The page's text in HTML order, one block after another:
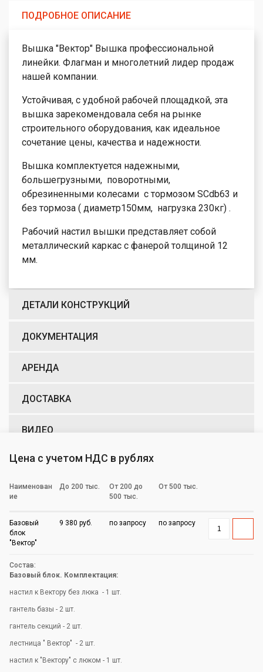
ПОДРОБНОЕ ОПИСАНИЕ
Вышка "Вектор" Вышка профессиональной
линейки. Флагман и многолетний лидер продаж
нашей компании.
Устойчивая, с удобной рабочей площадкой, эта
вышка зарекомендовала себя на рынке
строительного оборудования, как идеальное
сочетание цены, качества и надежности.
Вышка комплектуется надежными,
большегрузными, поворотными,
обрезиненными колесами с тормозом SCdb63 и
без тормоза ( диаметр150мм, нагрузка 230кг) .
Рабочий настил вышки представляет собой
металлический каркас с фанерой толщиной 12
мм.
ДЕТАЛИ КОНСТРУКЦИЙ
ДОКУМЕНТАЦИЯ
АРЕНДА
ДОСТАВКА
ВИДЕО
Цена с учетом НДС в рублях
Наименован
ие
До 200 тыс.
От 200 до
500 тыс.
От 500 тыс.
Базовый
блок
"Вектор"
Базовый блок. Комплектация:
настил к Вектору без люка - 1 шт.
гантель базы - 2 шт.
гантель секций - 2 шт.
лестница " Вектор" - 2 шт.
настил к "Вектору" с люком - 1 шт.
9 380 руб. по запросу по запросу